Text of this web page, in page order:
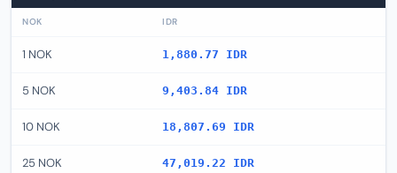
NOK IDR
1 NOK 1,880.77 IDR
5 NOK 9,403.84 IDR
10 NOK 18,807.69 IDR
25 NOK 47,019.22 IDR